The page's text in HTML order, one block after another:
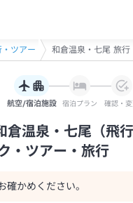
ツアー 和倉温泉・七尾 旅行
航空/宿泊施設 宿泊プラン 確認・
温泉・七尾（飛行
・ツアー・旅行
確かめください。